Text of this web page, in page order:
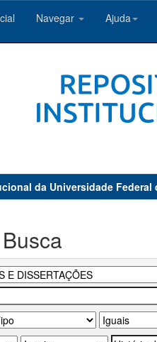
Navegar Ajuda
da Universidade Federal